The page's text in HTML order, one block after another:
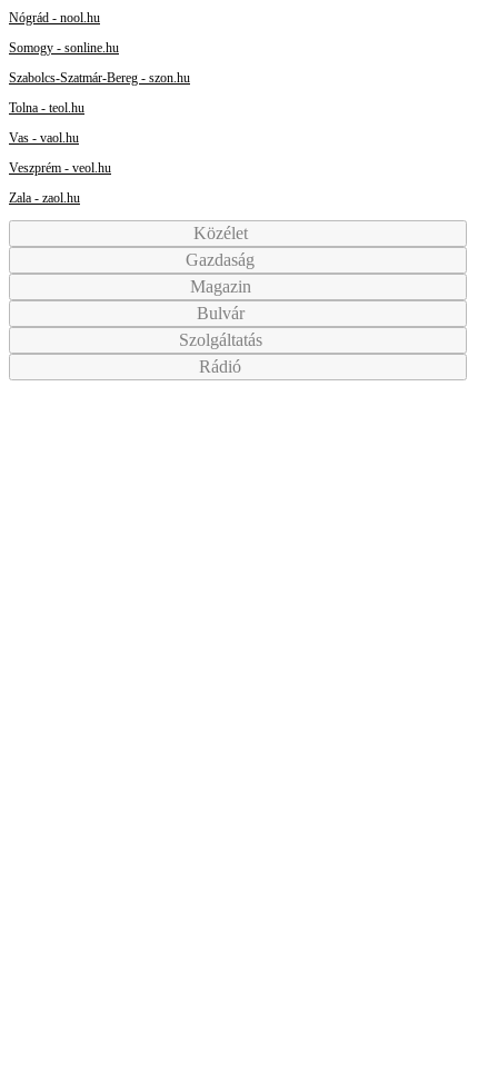
Nógrád - nool.hu
Somogy - sonline.hu
Szabolcs-Szatmár-Bereg - szon.hu
Tolna - teol.hu
Vas - vaol.hu
Veszprém - veol.hu
Zala - zaol.hu
Közélet
Gazdaság
Magazin
Bulvár
Szolgáltatás
Rádió